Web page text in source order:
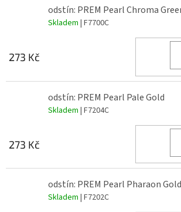
odstín: PREM Pearl Chroma
Skladem | F7700C
273 Kč
odstín: PREM Pearl Pale Gold
Skladem | F7204C
273 Kč
odstín: PREM Pearl Pharaon Gold
Skladem | F7202C